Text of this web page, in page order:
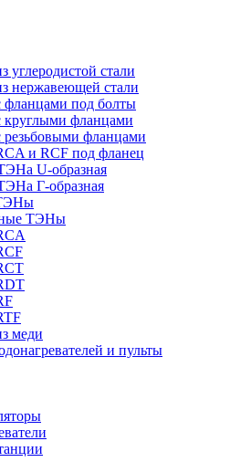
стали
нержавеющей стали
под болты
фланцами
фланцами
и RCF под фланец
U-образная
Г-образная
ТЭНы
меди
и пульты